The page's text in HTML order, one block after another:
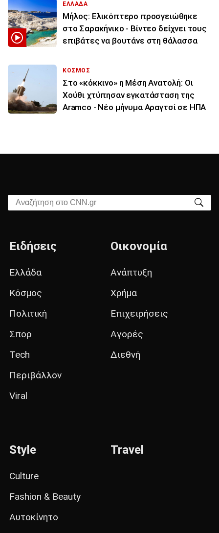
ΕΛΛΑΔΑ
Μήλος: Ελικόπτερο προσγειώθηκε
στο Σαρακήνικο - Βίντεο δείχνει τους
επιβάτες να βουτάνε στη θάλασσα
ΚΟΣΜΟΣ
Στο «κόκκινο» η Μέση Ανατολή: Οι
Χούθι χτύπησαν εγκατάσταση της
Aramco - Νέο μήνυμα Αραγτσί σε ΗΠΑ
Αναζήτηση στο CNN.gr
Ειδήσεις
Ελλάδα
Κόσμος
Πολιτική
Σπορ
Tech
Περιβάλλον
Viral
Οικονομία
Ανάπτυξη
Χρήμα
Επιχειρήσεις
Αγορές
Διεθνή
Style
Culture
Fashion & Beauty
Αυτοκίνητο
Travel